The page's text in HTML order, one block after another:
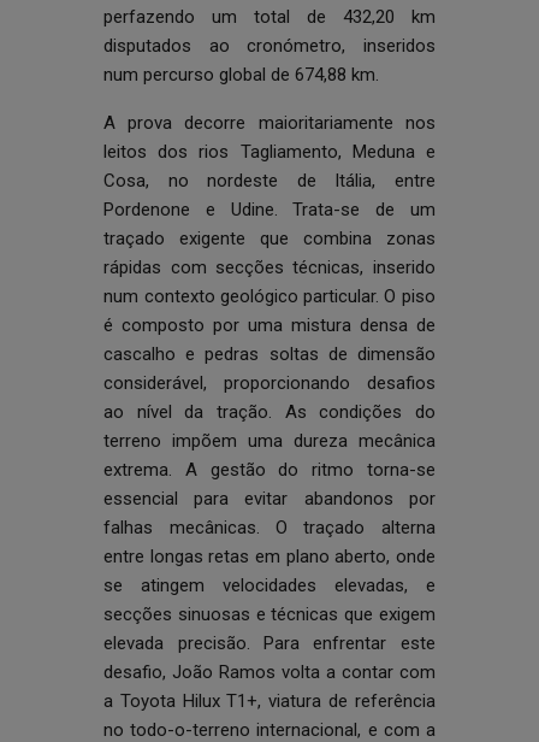
perfazendo um total de 432,20 km
disputados ao cronómetro, inseridos
num percurso global de 674,88 km.
A prova decorre maioritariamente nos
leitos dos rios Tagliamento, Meduna e
Cosa, no nordeste de Itália, entre
Pordenone e Udine. Trata-se de um
traçado exigente que combina zonas
rápidas com secções técnicas, inserido
num contexto geológico particular. O piso
é composto por uma mistura densa de
cascalho e pedras soltas de dimensão
considerável, proporcionando desafios
ao nível da tração. As condições do
terreno impõem uma dureza mecânica
extrema. A gestão do ritmo torna-se
essencial para evitar abandonos por
falhas mecânicas. O traçado alterna
entre longas retas em plano aberto, onde
se atingem velocidades elevadas, e
secções sinuosas e técnicas que exigem
elevada precisão. Para enfrentar este
desafio, João Ramos volta a contar com
a Toyota Hilux T1+, viatura de referência
no todo-o-terreno internacional, e com a